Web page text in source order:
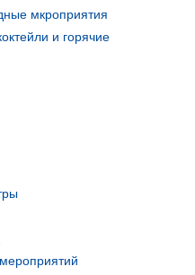
мкроприятия
и горячие